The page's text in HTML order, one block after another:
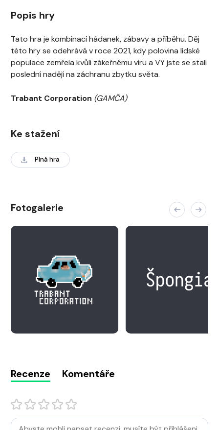
Popis hry
Tato hra je kombinací hádanek, zábavy a příběhu. Děj
této hry se odehrává v roce 2021, kdy polovina lidské
populace zemřela kvůli zákeřnému viru a VY jste se stali
poslední nadějí na záchranu zbytku světa.
Trabant Corporation (GAMČA)
Ke stažení
Plná hra
Fotogalerie
Recenze Komentáře